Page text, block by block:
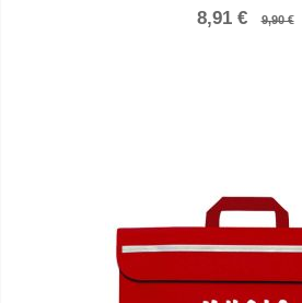
8,91 €
9,90 €